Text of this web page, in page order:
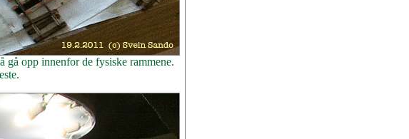
gå opp innenfor de fysiske rammene.